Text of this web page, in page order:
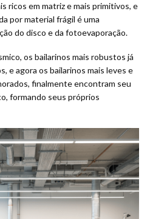
ricos em matriz e mais primitivos, e
por material frágil é uma
do disco e da fotoevaporação.
os bailarinos mais robustos já
e agora os bailarinos mais leves e
finalmente encontram seu
formando seus próprios